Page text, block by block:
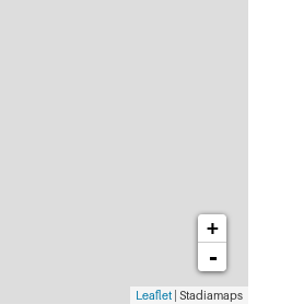
+
-
Leaflet | Stadiamaps